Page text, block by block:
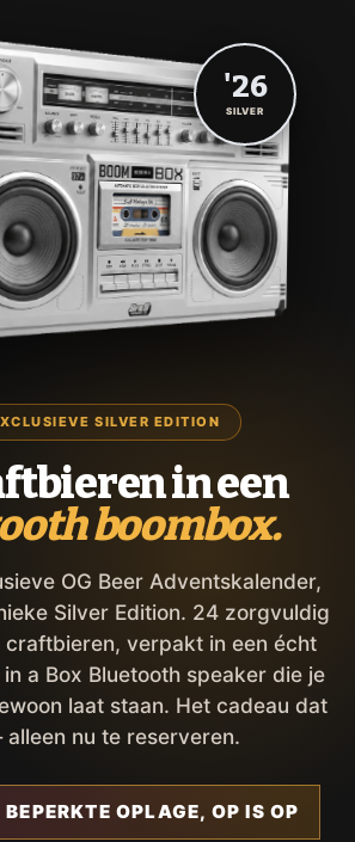
SILVER EDITION
in een
boombox.
OG Beer Adventskalender,
Silver Edition. 24 zorgvuldig
verpakt in een écht
a Box Bluetooth speaker die je
laat staan. Het cadeau dat
nu te reserveren.
BEPERKTE OPLAGE, OP IS OP
'26
SILVER